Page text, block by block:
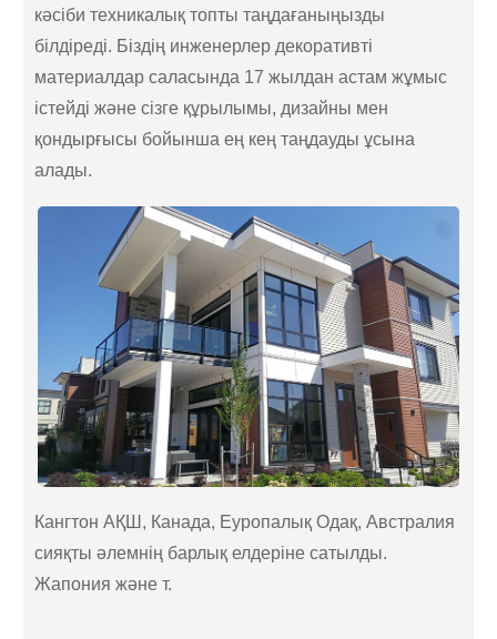
кәсіби техникалық топты таңдағаныңызды
білдіреді. Біздің инженерлер декоративті
материалдар саласында 17 жылдан астам жұмыс
істейді және сізге құрылымы, дизайны мен
қондырғысы бойынша ең кең таңдауды ұсына
алады.
Кангтон АҚШ, Канада, Еуропалық Одақ, Австралия
сияқты әлемнің барлық елдеріне сатылды.
Жапония және т.